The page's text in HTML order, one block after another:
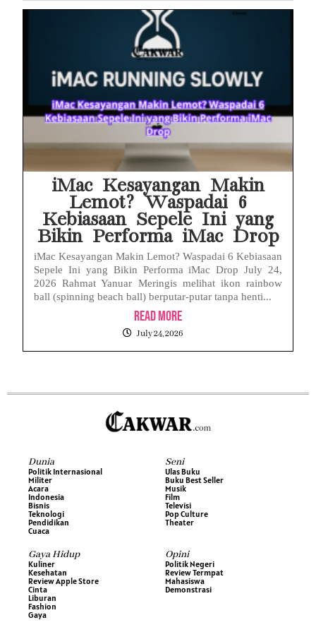
iMac Kesayangan Makin
Lemot? Waspadai 6
Kebiasaan Sepele Ini yang
Bikin Performa iMac Drop
iMac Kesayangan Makin Lemot? Waspadai 6 Kebiasaan
Sepele Ini yang Bikin Performa iMac Drop July 24,
2026 Rahmat Yanuar Meringis melihat ikon rainbow
ball (spinning beach ball) berputar-putar tanpa henti...
Read More
July 24, 2026
Dunia
Politik Internasional
Militer
Acara
Indonesia
Bisnis
Teknologi
Pendidikan
Cuaca
Seni
Ulas Buku
Buku Best Seller
Musik
Film
Televisi
Pop Culture
Theater
Gaya Hidup
Kuliner
Kesehatan
Review Apple Store
Cinta
Liburan
Fashion
Gaya
Opini
Politik Negeri
Review Termpat
Mahasiswa
Demonstrasi